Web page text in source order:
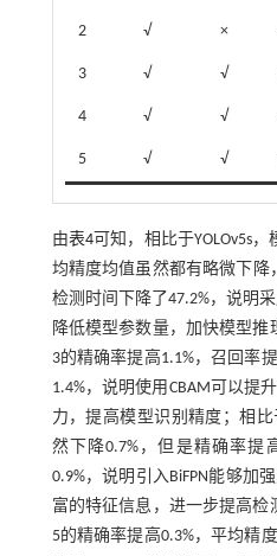
2 √ ×
3 √ √
4 √ √
5 √ √
由表4可知，相比于YOLOv5s
均精度均值虽然都有略微下降
检测时间下降了47.2%，说明
降低模型参数量，加快模型
3的精确率提高1.1%，召回率
1.4%，说明使用CBAM可以提
力，提高模型识别精度；相
然下降0.7%，但是精确率提
0.9%，说明引入BiFPN能够加
富的特征信息，进一步提高
5的精确率提高0.3%，平均精